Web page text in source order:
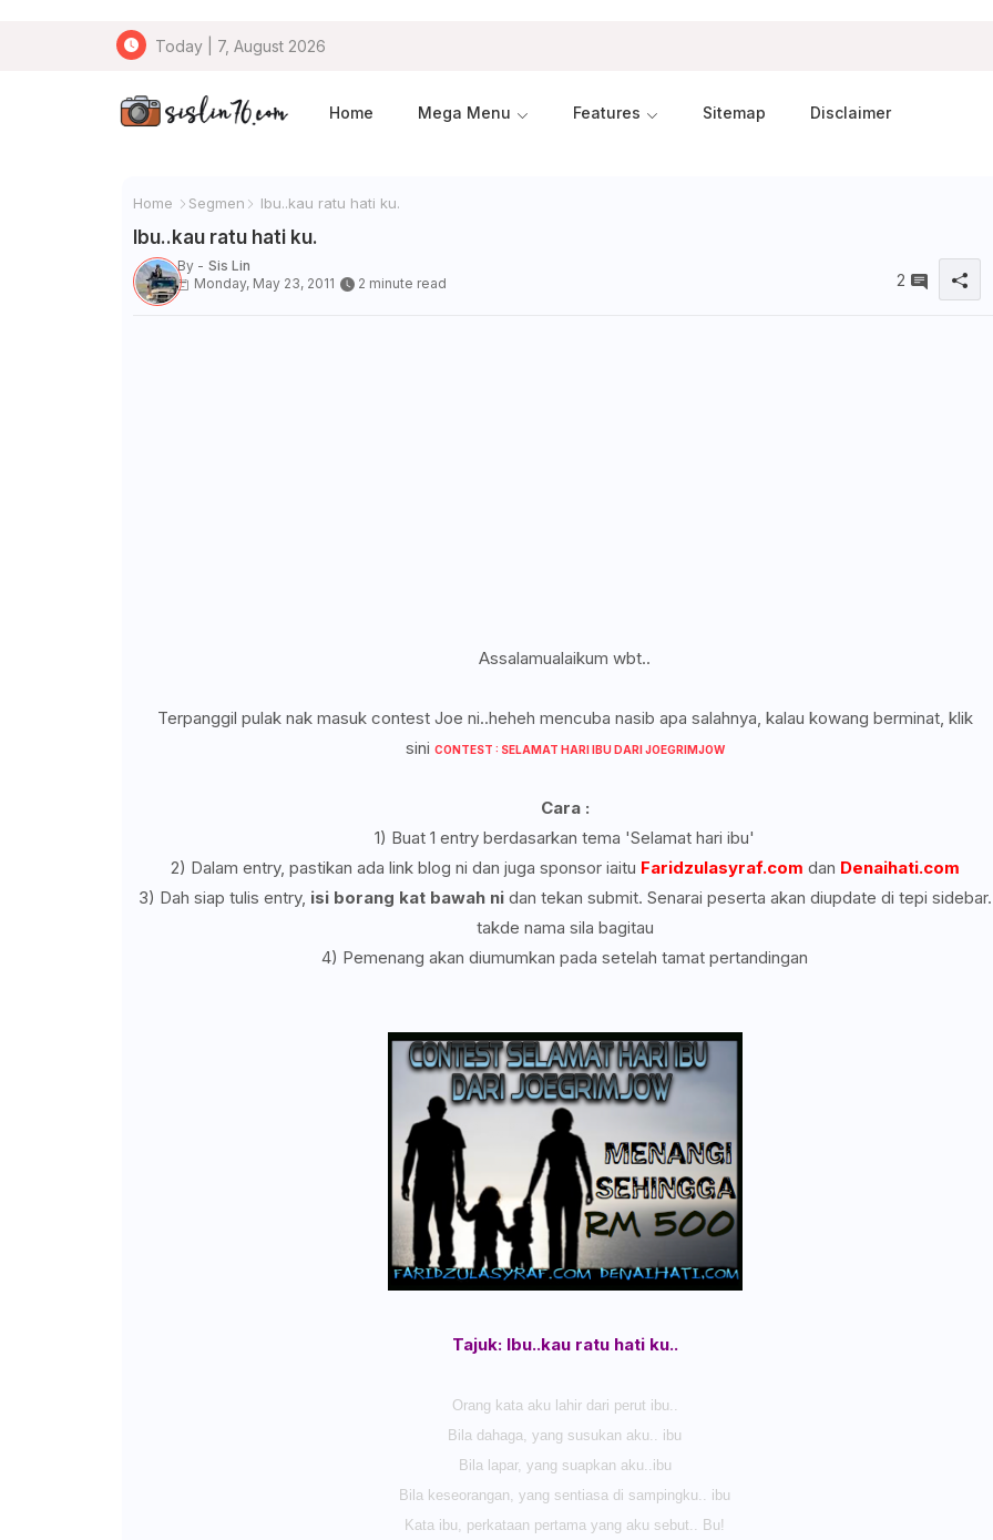
Today | 7, August 2026
Home Mega Menu Features Sitemap Disclaimer
Home Segmen Ibu..kau ratu hati ku.
Ibu..kau ratu hati ku.
By - Sis Lin
Monday, May 23, 2011
2 minute read 2
Assalamualaikum wbt..
Terpanggil pulak nak masuk contest Joe ni..heheh mencuba nasib apa salahnya, kalau kowang berminat, klik
sini CONTEST : SELAMAT HARI IBU DARI JOEGRIMJOW
Cara :
1) Buat 1 entry berdasarkan tema 'Selamat hari ibu'
2) Dalam entry, pastikan ada link blog ni dan juga sponsor iaitu Faridzulasyraf.com dan Denaihati.com
3) Dah siap tulis entry, isi borang kat bawah nidan tekan submit. Senarai peserta akan diupdate di tepi sidebar.
takde nama sila bagitau
4) Pemenang akan diumumkan pada setelah tamat pertandingan
Tajuk: Ibu..kau ratu hati ku..
Orang kata aku lahir dari perut ibu..
Bila dahaga, yang susukan aku.. ibu
Bila lapar, yang suapkan aku..ibu
Bila keseorangan, yang sentiasa di sampingku.. ibu
Kata ibu, perkataan pertama yang aku sebut.. Bu!